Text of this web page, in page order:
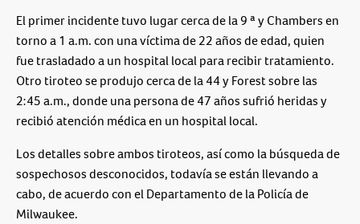
El primer incidente tuvo lugar cerca de la 9 ª y Chambers en
torno a 1 a.m. con una víctima de 22 años de edad, quien
fue trasladado a un hospital local para recibir tratamiento.
Otro tiroteo se produjo cerca de la 44 y Forest sobre las
2:45 a.m., donde una persona de 47 años sufrió heridas y
recibió atención médica en un hospital local.
Los detalles sobre ambos tiroteos, así como la búsqueda de
sospechosos desconocidos, todavía se están llevando a
cabo, de acuerdo con el Departamento de la Policía de
Milwaukee.